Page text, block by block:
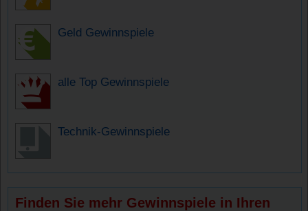
Geld Gewinnspiele
alle Top Gewinnspiele
Technik-Gewinnspiele
Finden Sie mehr Gewinnspiele in Ihren